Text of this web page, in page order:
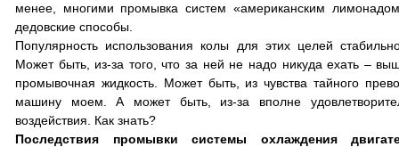
менее, многими промывка систем «американским
дедовские способы.
Популярность использования колы для этих целей
Может быть, из-за того, что за ней не надо никуда ехать –
промывочная жидкость. Может быть, из чувства тайного
машину моем. А может быть, из-за вполне
воздействия. Как знать?
Последствия промывки системы охлаждения